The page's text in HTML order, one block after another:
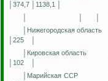
│374,7 │1138,1 │
│Нижегородская область
│225
│Кировская область
│102
│Марийская ССР